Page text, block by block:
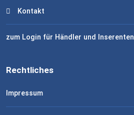
Kontakt
zum Login für Händler und Inserenten
Rechtliches
Impressum